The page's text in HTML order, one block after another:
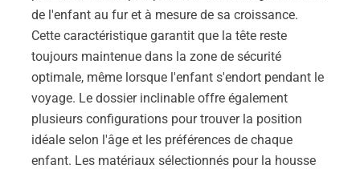
de l'enfant au fur et à mesure de sa croissance.
Cette caractéristique garantit que la tête reste
toujours maintenue dans la zone de sécurité
optimale, même lorsque l'enfant s'endort pendant le
voyage. Le dossier inclinable offre également
plusieurs configurations pour trouver la position
idéale selon l'âge et les préférences de chaque
enfant. Les matériaux sélectionnés pour la housse